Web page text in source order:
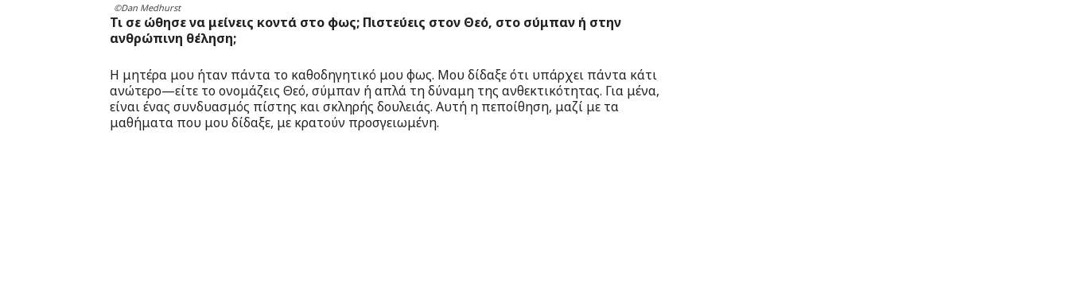
©Dan Medhurst
Τι σε ώθησε να μείνεις κοντά στο φως; Πιστεύεις στον Θεό, στο σύμπαν ή στην
ανθρώπινη θέληση;
Η μητέρα μου ήταν πάντα το καθοδηγητικό μου φως. Μου δίδαξε ότι υπάρχει πάντα κάτι
ανώτερο—είτε το ονομάζεις Θεό, σύμπαν ή απλά τη δύναμη της ανθεκτικότητας. Για μένα,
είναι ένας συνδυασμός πίστης και σκληρής δουλειάς. Αυτή η πεποίθηση, μαζί με τα
μαθήματα που μου δίδαξε, με κρατούν προσγειωμένη.